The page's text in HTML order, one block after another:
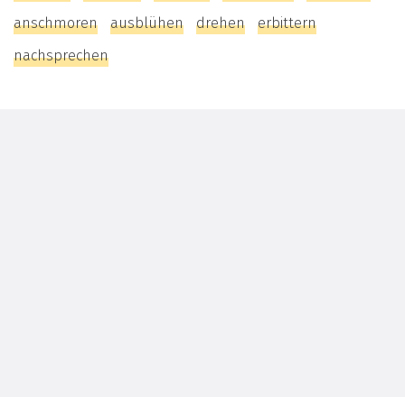
anschmoren
ausblühen drehen
erbittern
nachsprechen